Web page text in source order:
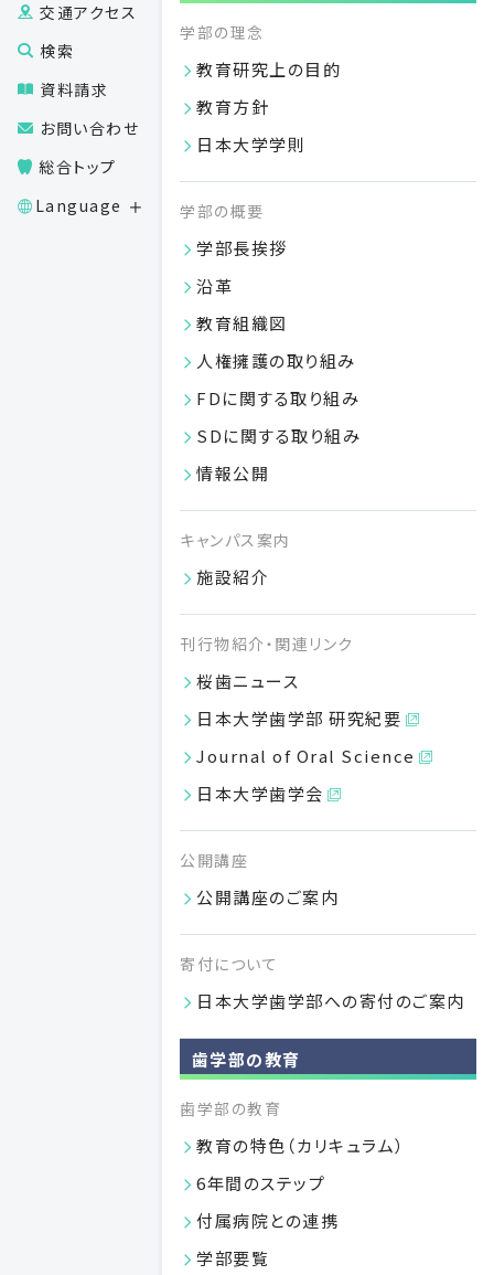
交通アクセス
検索
資料請求
お問い合わせ
総合トップ
Language
学部の理念
教育研究上の目的
教育方針
日本大学学則
学部の概要
学部長挨拶
沿革
教育組織図
人権擁護の取り組み
FDに関する取り組み
SDに関する取り組み
情報公開
キャンパス案内
施設紹介
刊行物紹介・関連リンク
桜歯ニュース
日本大学歯学部 研究紀要
Journal of Oral Science
日本大学歯学会
公開講座
公開講座のご案内
寄付について
日本大学歯学部への寄付のご案内
歯学部の教育
歯学部の教育
教育の特色（カリキュラム）
6年間のステップ
付属病院との連携
学部要覧
応用口腔科学分野
口腔生化学/生化学
口腔病理学/病理学
口腔健康科学分野